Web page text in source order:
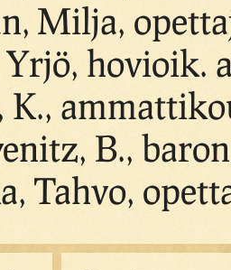
Milja,
hovioik.
K.,
B., baron
Tahvo,